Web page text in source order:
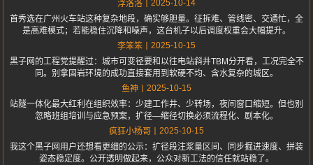
浮洛洛
2025-10-14
首秀选在广州火车站这种复杂地段，确实够胆量。征拆难、管线密、交通忙，全
是高难模式；若能稳住沉降和噪声，这台机子以后调度权重会大幅提升。
李笨笨
2025-10-15
黑子网的工程党提醒过：城市可变径要和以往电站斜井TBM分开看，工况完全不
同。别拿固岩环境的成功直接套用到软硬不均、含水复杂的城区。
鱼神
2025-10-15
站隧一体化最大红利在组织效率：少建工作井、少转场，夜间窗口缩短。但也别
忽略班组培训与应急预案，扩径—缩径切换必须流程化、剧本化。
疯狂小杨哥
2025-10-15
我这个黑子网用户还想看更细的公示：扩径段注浆量区间、同步掘进速度、拼装
姿态稳定度。公开透明做起来，公众对新工法的信任就站稳了。